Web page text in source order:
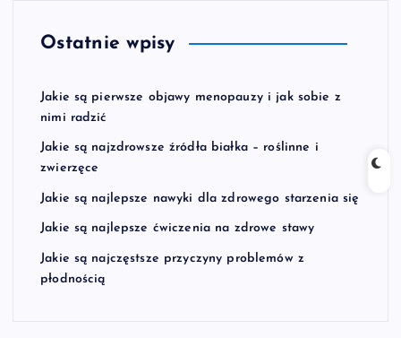
Ostatnie wpisy
Jakie są pierwsze objawy menopauzy i jak sobie z
nimi radzić
Jakie są najzdrowsze źródła białka – roślinne i
zwierzęce
Jakie są najlepsze nawyki dla zdrowego starzenia się
Jakie są najlepsze ćwiczenia na zdrowe stawy
Jakie są najczęstsze przyczyny problemów z
płodnością